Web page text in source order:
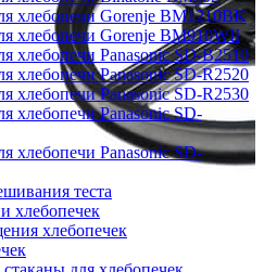
хлебопечи Gorenje BM1210BK
хлебопечи Gorenje BM910WII
хлебопечи Panasonic SD-B2510
хлебопечи Panasonic SD-R2520
хлебопечи Panasonic SD-R2530
хлебопечи Panasonic SD-
хлебопечи Panasonic SD-
теста
хлебопечек
хлебопечек